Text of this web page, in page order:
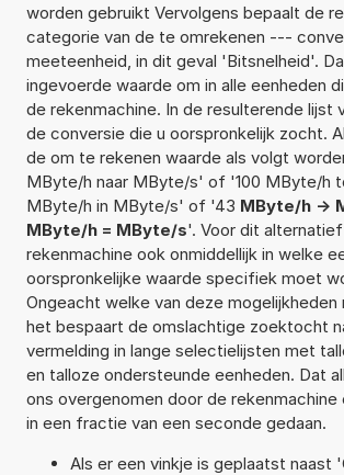
worden gebruikt Vervolgens bepaalt de
categorie van de te omrekenen ---
meeteenheid, in dit geval 'Bitsnelheid'.
ingevoerde waarde om in alle eenheden
de rekenmachine. In de resulterende lijst
de conversie die u oorspronkelijk zocht.
de om te rekenen waarde als volgt
MByte/h naar MByte/s' of '100 MByte/h
MByte/h in MByte/s' of '43 MByte/h ->
MByte/h = MByte/s'. Voor dit
rekenmachine ook onmiddellijk in welke
oorspronkelijke waarde specifiek moet
Ongeacht welke van deze mogelijkheden
het bespaart de omslachtige zoektocht
vermelding in lange selectielijsten met
en talloze ondersteunde eenheden. Dat
ons overgenomen door de
in een fractie van een seconde gedaan.
Als er een vinkje is geplaatst naast